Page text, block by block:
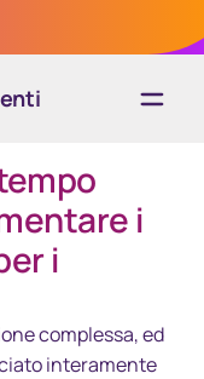
i
i
complessa, ed
interamente